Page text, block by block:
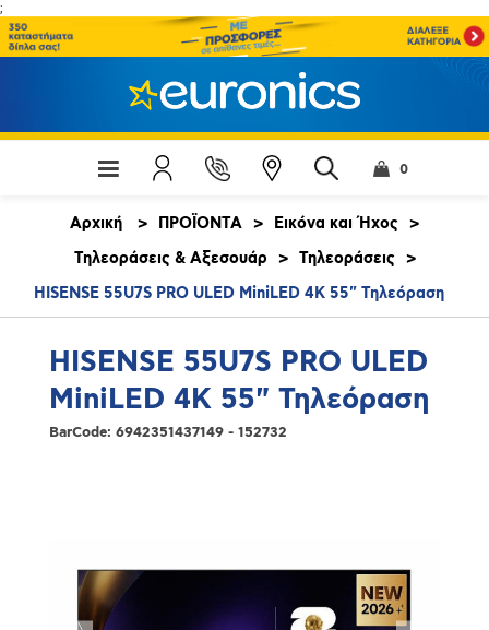
;
0
Αρχική > ΠΡΟΪΟΝΤΑ > Εικόνα και Ήχος
>
Τηλεοράσεις & Αξεσουάρ
> Τηλεοράσεις
>
HISENSE 55U7S PRO ULED MiniLED 4K 55" Τηλεόραση
HISENSE 55U7S PRO ULED
MiniLED 4K 55" Τηλεόραση
BarCode: 6942351437149 - 152732